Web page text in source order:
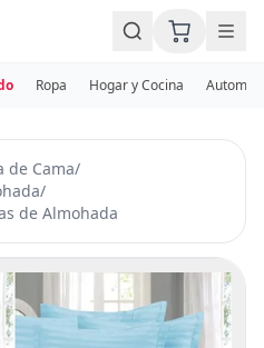
Ropa Hogar y Cocina
de Cama/
/
de Almohada